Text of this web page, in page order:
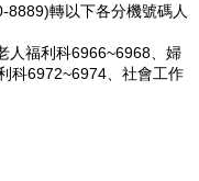
轉以下各分機號碼人
人福利科6966~6968、婦
科6972~6974、社會工作